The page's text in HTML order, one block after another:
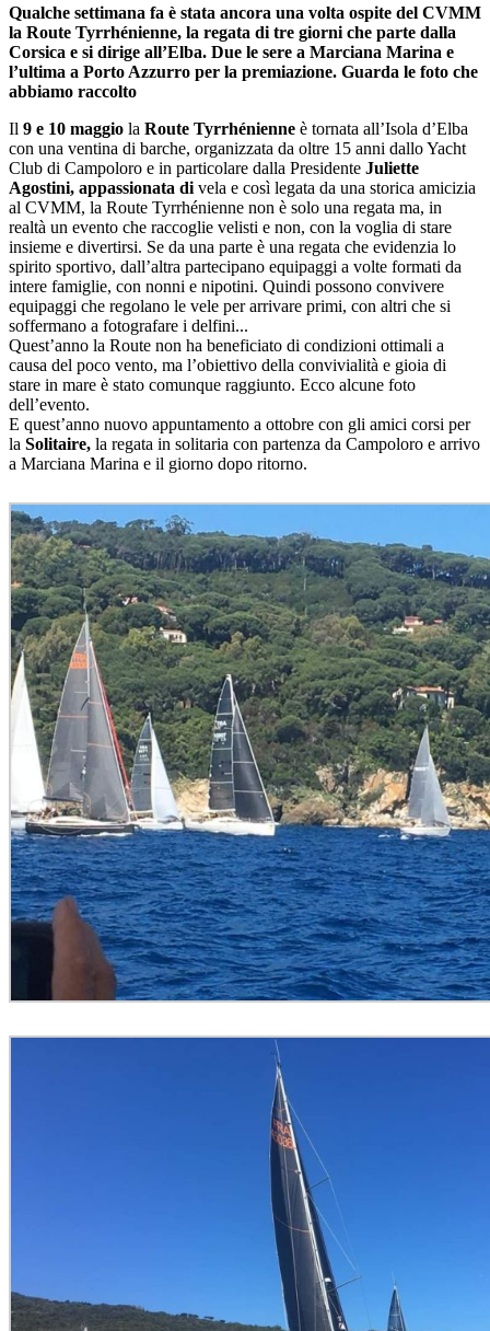
Qualche settimana fa è stata ancora una volta ospite del CVMM
la Route Tyrrhénienne, la regata di tre giorni che parte dalla
Corsica e si dirige all’Elba. Due le sere a Marciana Marina e
l’ultima a Porto Azzurro per la premiazione. Guarda le foto che
abbiamo raccolto
Il 9 e 10 maggio la Route Tyrrhénienne è tornata all’Isola d’Elba
con una ventina di barche, organizzata da oltre 15 anni dallo Yacht
Club di Campoloro e in particolare dalla Presidente Juliette
Agostini, appassionata di vela e così legata da una storica amicizia
al CVMM, la Route Tyrrhénienne non è solo una regata ma, in
realtà un evento che raccoglie velisti e non, con la voglia di stare
insieme e divertirsi. Se da una parte è una regata che evidenzia lo
spirito sportivo, dall’altra partecipano equipaggi a volte formati da
intere famiglie, con nonni e nipotini. Quindi possono convivere
equipaggi che regolano le vele per arrivare primi, con altri che si
soffermano a fotografare i delfini...
Quest’anno la Route non ha beneficiato di condizioni ottimali a
causa del poco vento, ma l’obiettivo della convivialità e gioia di
stare in mare è stato comunque raggiunto. Ecco alcune foto
dell’evento.
E quest’anno nuovo appuntamento a ottobre con gli amici corsi per
la Solitaire, la regata in solitaria con partenza da Campoloro e arrivo
a Marciana Marina e il giorno dopo ritorno.